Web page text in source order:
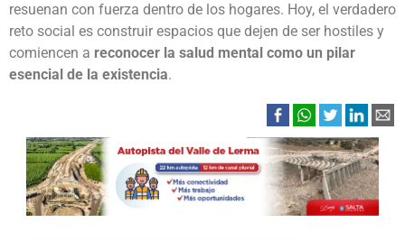
resuenan con fuerza dentro de los hogares. Hoy, el verdadero
reto social es construir espacios que dejen de ser hostiles y
comiencen a reconocer la salud mental como un pilar
esencial de la existencia.